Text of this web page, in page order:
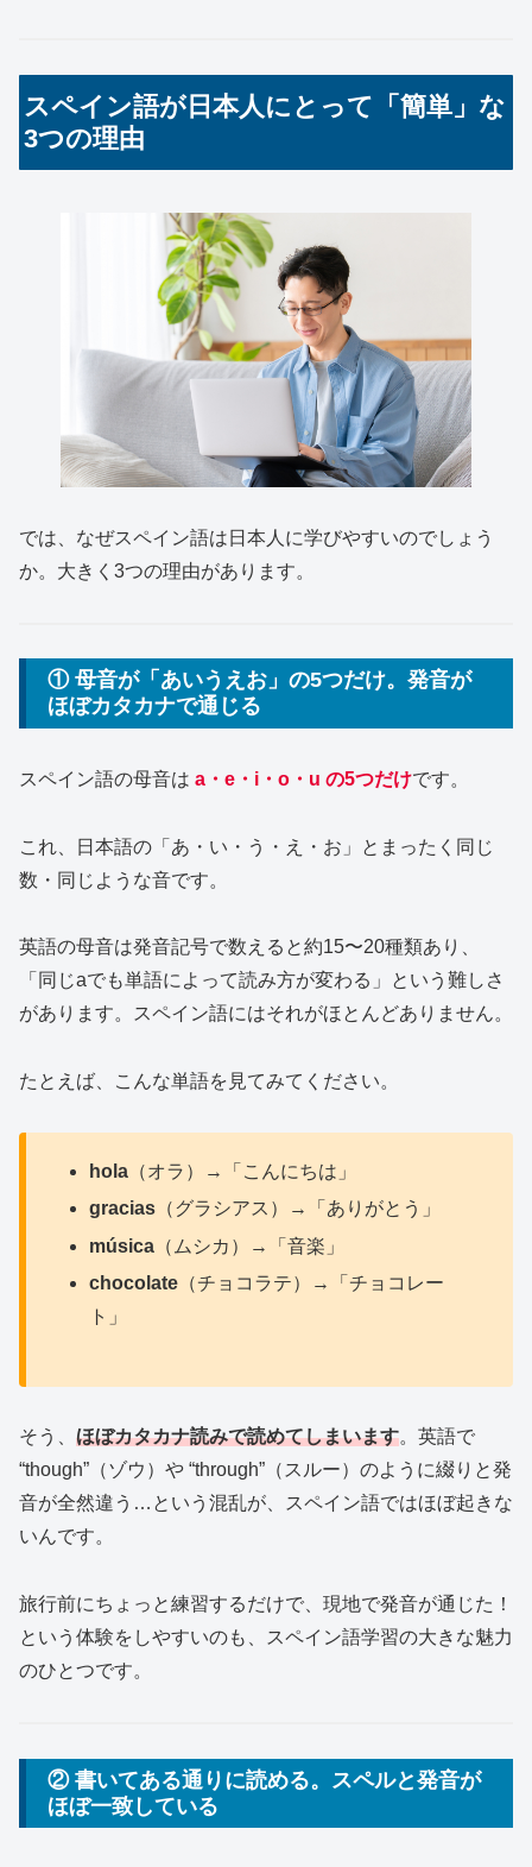
スペイン語が日本人にとって「簡単」な
3つの理由
では、なぜスペイン語は日本人に学びやすいのでしょう
か。大きく3つの理由があります。
① 母音が「あいうえお」の5つだけ。発音が
ほぼカタカナで通じる
スペイン語の母音は a・e・i・o・u の5つだけです。
これ、日本語の「あ・い・う・え・お」とまったく同じ
数・同じような音です。
英語の母音は発音記号で数えると約15〜20種類あり、
「同じaでも単語によって読み方が変わる」という難しさ
があります。スペイン語にはそれがほとんどありません。
たとえば、こんな単語を見てみてください。
hola （オラ）→「こんにちは」
gracias （グラシアス）→「ありがとう」
música （ムシカ）→「音楽」
chocolate （チョコラテ）→「チョコレー
ト」
そう、 ほぼカタカナ読みで読めてしまいます。英語で
“though”（ゾウ）や “through”（スルー）のように綴りと発
音が全然違う…という混乱が、スペイン語ではほぼ起きな
いんです。
旅行前にちょっと練習するだけで、現地で発音が通じた！
という体験をしやすいのも、スペイン語学習の大きな魅力
のひとつです。
② 書いてある通りに読める。スペルと発音が
ほぼ一致している